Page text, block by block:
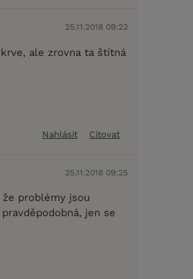
25.11.2018 09:22
ale zrovna ta štítná
Nahlásit Citovat
25.11.2018 09:25
problémy jsou
jen se